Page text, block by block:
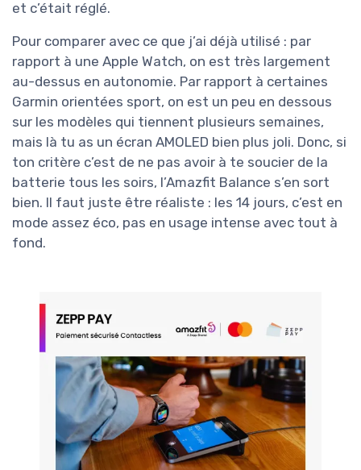
et c’était réglé.
Pour comparer avec ce que j’ai déjà utilisé : par
rapport à une Apple Watch, on est très largement
au-dessus en autonomie. Par rapport à certaines
Garmin orientées sport, on est un peu en dessous
sur les modèles qui tiennent plusieurs semaines,
mais là tu as un écran AMOLED bien plus joli. Donc, si
ton critère c’est de ne pas avoir à te soucier de la
batterie tous les soirs, l’Amazfit Balance s’en sort
bien. Il faut juste être réaliste : les 14 jours, c’est en
mode assez éco, pas en usage intense avec tout à
fond.